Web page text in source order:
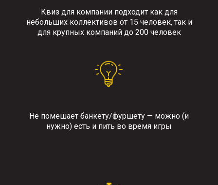
Квиз для компании подходит как для
небольших коллективов от 15 человек, так и
для крупных компаний до 200 человек
Не помешает банкету/фуршету — можно (и
нужно) есть и пить во время игры